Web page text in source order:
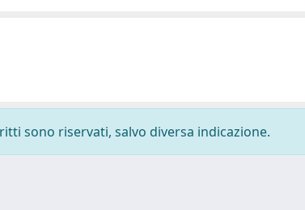
sono riservati, salvo diversa indicazione.